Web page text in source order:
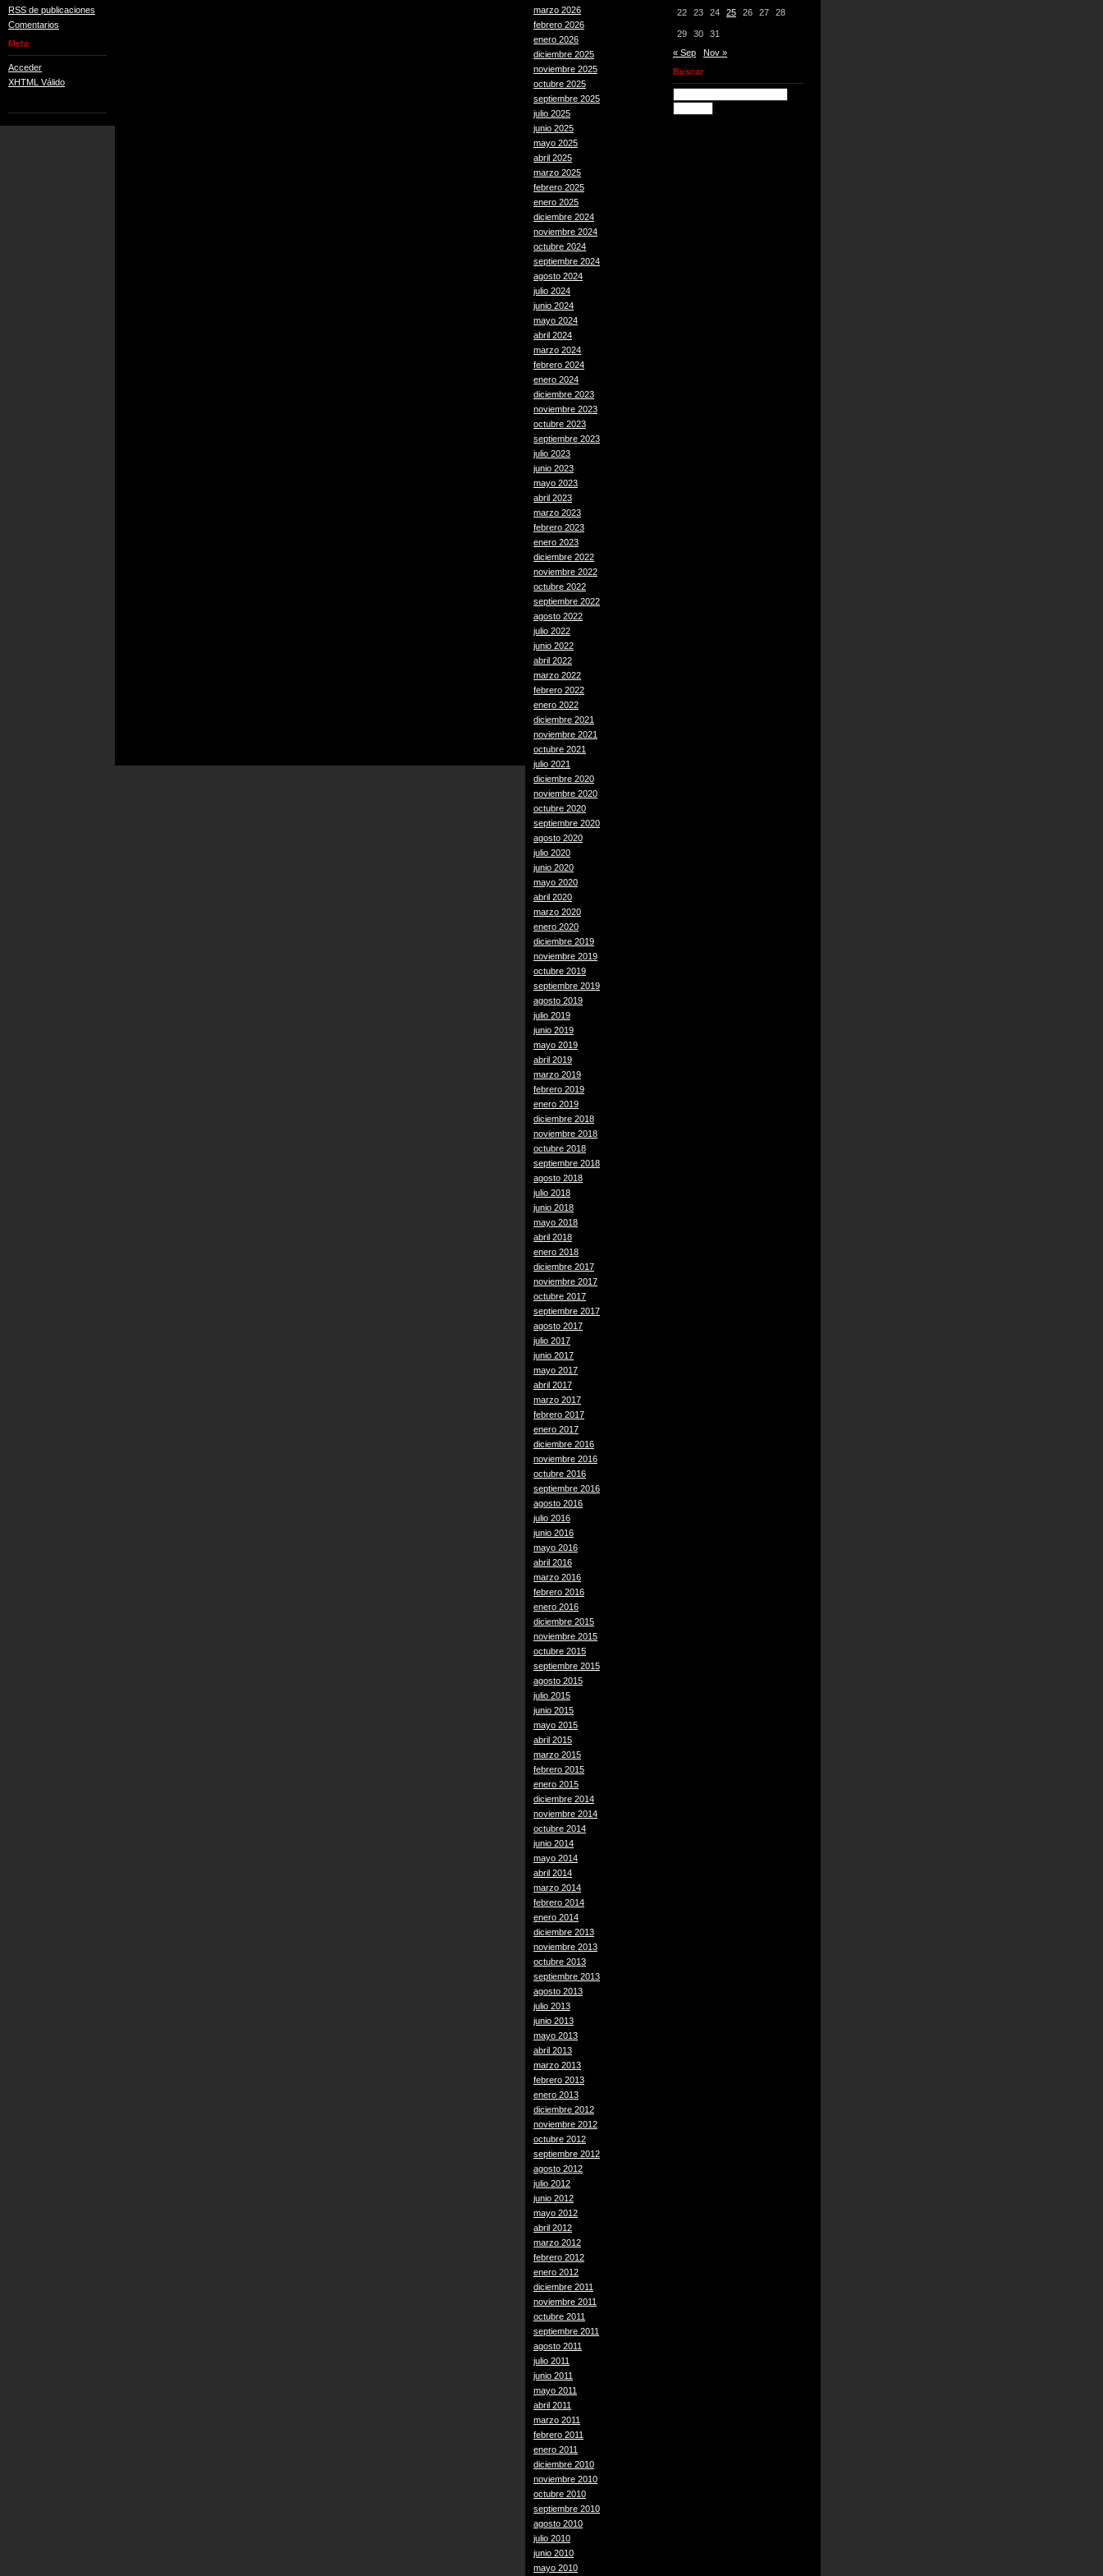
RSS de publicaciones
Comentarios
Meta
Acceder
XHTML Válido
marzo 2026
febrero 2026
enero 2026
diciembre 2025
noviembre 2025
octubre 2025
septiembre 2025
julio 2025
junio 2025
mayo 2025
abril 2025
marzo 2025
febrero 2025
enero 2025
diciembre 2024
noviembre 2024
octubre 2024
septiembre 2024
agosto 2024
julio 2024
junio 2024
mayo 2024
abril 2024
marzo 2024
febrero 2024
enero 2024
diciembre 2023
noviembre 2023
octubre 2023
septiembre 2023
julio 2023
junio 2023
mayo 2023
abril 2023
marzo 2023
febrero 2023
enero 2023
diciembre 2022
noviembre 2022
octubre 2022
septiembre 2022
agosto 2022
julio 2022
junio 2022
abril 2022
marzo 2022
febrero 2022
enero 2022
diciembre 2021
noviembre 2021
octubre 2021
julio 2021
diciembre 2020
noviembre 2020
octubre 2020
septiembre 2020
agosto 2020
julio 2020
junio 2020
mayo 2020
abril 2020
marzo 2020
enero 2020
diciembre 2019
noviembre 2019
octubre 2019
septiembre 2019
agosto 2019
julio 2019
junio 2019
mayo 2019
abril 2019
marzo 2019
febrero 2019
enero 2019
diciembre 2018
noviembre 2018
octubre 2018
septiembre 2018
agosto 2018
julio 2018
junio 2018
mayo 2018
abril 2018
enero 2018
diciembre 2017
noviembre 2017
octubre 2017
septiembre 2017
agosto 2017
julio 2017
junio 2017
mayo 2017
abril 2017
marzo 2017
febrero 2017
enero 2017
diciembre 2016
noviembre 2016
octubre 2016
septiembre 2016
agosto 2016
julio 2016
junio 2016
mayo 2016
abril 2016
marzo 2016
febrero 2016
enero 2016
diciembre 2015
noviembre 2015
octubre 2015
septiembre 2015
agosto 2015
julio 2015
junio 2015
mayo 2015
abril 2015
marzo 2015
febrero 2015
enero 2015
diciembre 2014
noviembre 2014
octubre 2014
junio 2014
mayo 2014
abril 2014
marzo 2014
febrero 2014
enero 2014
diciembre 2013
noviembre 2013
octubre 2013
septiembre 2013
agosto 2013
julio 2013
junio 2013
mayo 2013
abril 2013
marzo 2013
febrero 2013
enero 2013
diciembre 2012
noviembre 2012
octubre 2012
septiembre 2012
agosto 2012
julio 2012
junio 2012
mayo 2012
abril 2012
marzo 2012
febrero 2012
enero 2012
diciembre 2011
noviembre 2011
octubre 2011
septiembre 2011
agosto 2011
julio 2011
junio 2011
mayo 2011
abril 2011
marzo 2011
febrero 2011
enero 2011
diciembre 2010
noviembre 2010
octubre 2010
septiembre 2010
agosto 2010
julio 2010
junio 2010
mayo 2010
22 23 24 25 26 27 28
29 30
31
« Sep
Nov »
Buscar